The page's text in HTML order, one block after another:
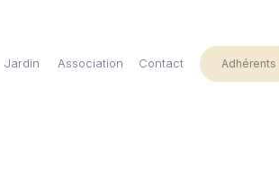
Jardin Association Adhérents
Contact